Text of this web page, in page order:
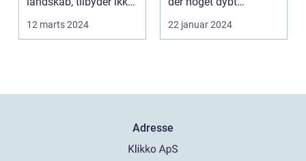
kun en flugt ...
12 marts 2024
fascinerende og
drage...
22 januar 2024
Adresse